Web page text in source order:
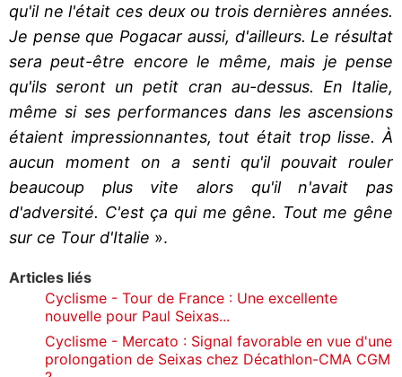
qu'il ne l'était ces deux ou trois dernières années.
Je pense que Pogacar aussi, d'ailleurs. Le résultat
sera peut-être encore le même, mais je pense
qu'ils seront un petit cran au-dessus. En Italie,
même si ses performances dans les ascensions
étaient impressionnantes, tout était trop lisse. À
aucun moment on a senti qu'il pouvait rouler
beaucoup plus vite alors qu'il n'avait pas
d'adversité. C'est ça qui me gêne. Tout me gêne
sur ce Tour d'Italie ».
Articles liés
Cyclisme - Tour de France : Une excellente
nouvelle pour Paul Seixas...
Cyclisme - Mercato : Signal favorable en vue d'une
prolongation de Seixas chez Décathlon-CMA CGM